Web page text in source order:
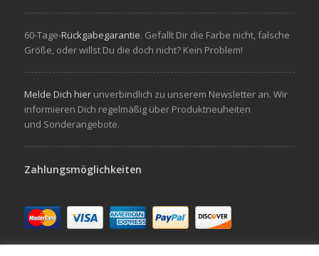
60-Tage-Rückgabegarantie. Gefallt Dir die Farbe nicht, falsche
Größe, oder willst Du die doch nicht? Kein Problem!
Melde Dich hierunverbindlich zu unserem Newsletter an. Wir
informieren Dich regelmäßig über Produktneuheiten
und Sonderangebote.
Zahlungsmöglichkeiten